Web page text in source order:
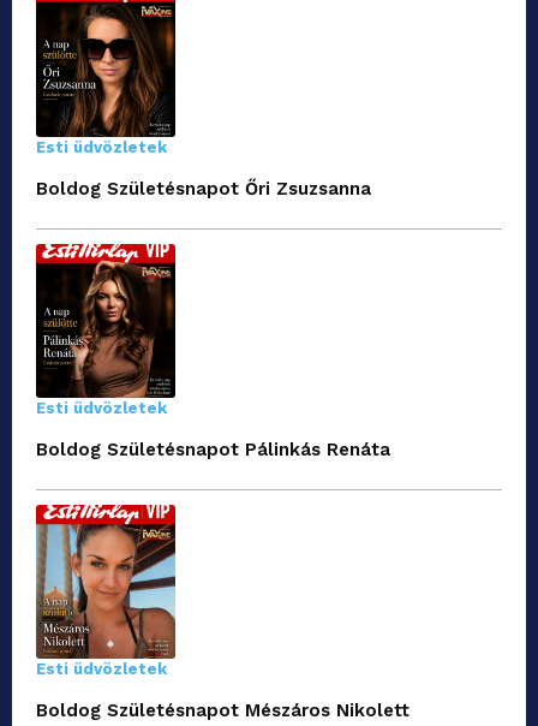
Esti üdvözletek
Boldog Születésnapot Őri Zsuzsanna
Esti üdvözletek
Boldog Születésnapot Pálinkás Renáta
Esti üdvözletek
Boldog Születésnapot Mészáros Nikolett